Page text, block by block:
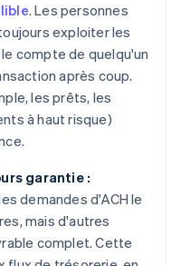
. Les personnes
exploiter les
compte de quelqu'un
après coup.
les prêts, les
à haut risque)
garantie :
demandes d'ACH le
mais d'autres
complet. Cette